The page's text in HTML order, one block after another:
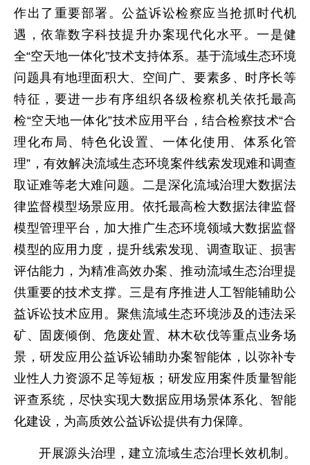
作出了重要部署。公益诉讼检察应当抢抓时代机
遇，依靠数字科技提升办案现代化水平。一是健
全“空天地一体化”技术支持体系。基于流域生态环境
问题具有地理面积大、空间广、要素多、时序长等
特征，要进一步有序组织各级检察机关依托最高
检“空天地一体化”技术应用平台，结合检察技术“合
理化布局、特色化设置、一体化使用、体系化管
理”，有效解决流域生态环境案件线索发现难和调查
取证难等老大难问题。二是深化流域治理大数据法
律监督模型场景应用。依托最高检大数据法律监督
模型管理平台，加大推广生态环境领域大数据监督
模型的应用力度，提升线索发现、调查取证、损害
评估能力，为精准高效办案、推动流域生态治理提
供重要的技术支撑。三是有序推进人工智能辅助公
益诉讼技术应用。聚焦流域生态环境涉及的违法采
矿、固废倾倒、危废处置、林木砍伐等重点业务场
景，研发应用公益诉讼辅助办案智能体，以弥补专
业性人力资源不足等短板；研发应用案件质量智能
评查系统，尽快实现大数据应用场景体系化、智能
化建设，为高质效公益诉讼提供有力保障。
开展源头治理，建立流域生态治理长效机制。